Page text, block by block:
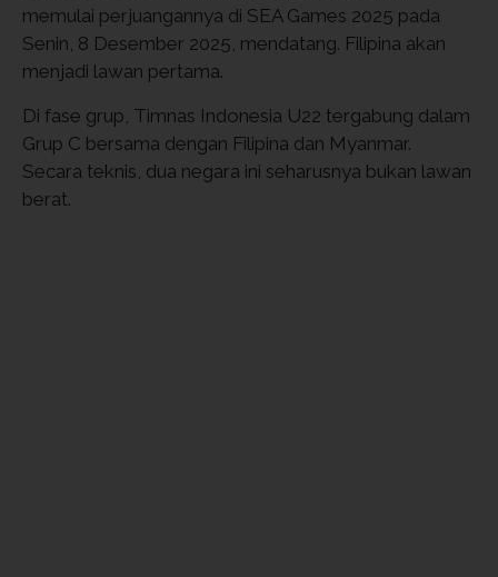
memulai perjuangannya di SEA Games 2025 pada
Senin, 8 Desember 2025, mendatang. Filipina akan
menjadi lawan pertama.
Di fase grup, Timnas Indonesia U22 tergabung dalam
Grup C bersama dengan Filipina dan Myanmar.
Secara teknis, dua negara ini seharusnya bukan lawan
berat.